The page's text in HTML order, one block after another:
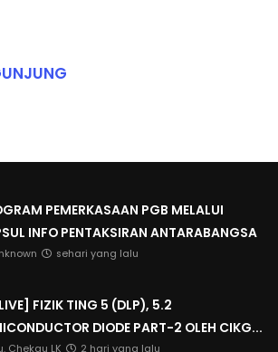
PEMERKASAAN PGB MELALUI
INFO PENTAKSIRAN ANTARABANGSA
sehari yang lalu
FIZIK TING 5 (DLP), 5.2
DIODE PART-2 OLEH CIKG...
Chekgu LK 2 hari yang lalu